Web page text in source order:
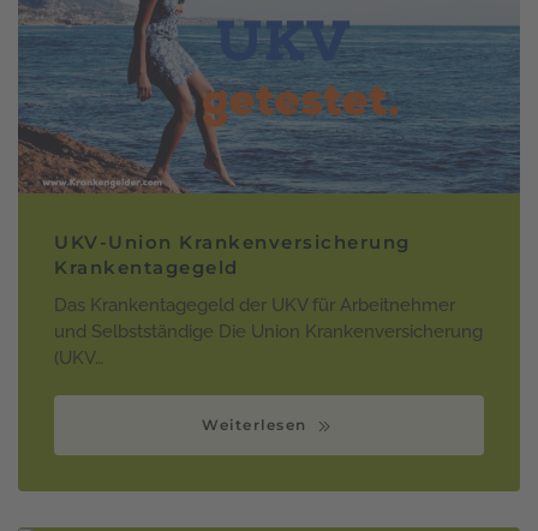
UKV-Union Krankenversicherung
Krankentagegeld
Das Krankentagegeld der UKV für Arbeitnehmer
und Selbstständige Die Union Krankenversicherung
(UKV…
Weiterlesen